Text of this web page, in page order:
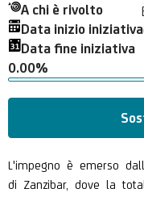
A chi è rivolto
Data inizio iniziativa
Data fine iniziativa
0.00%
L'impegno è emerso
di Zanzibar, dove la